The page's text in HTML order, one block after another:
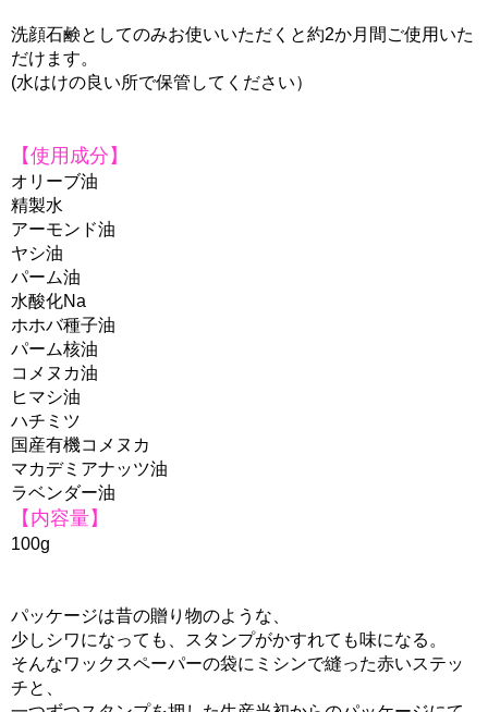
洗顔石鹸としてのみお使いいただくと約2か月間ご使用いた
だけます。
(水はけの良い所で保管してください）
【使用成分】
オリーブ油
精製水
アーモンド油
ヤシ油
パーム油
水酸化Na
ホホバ種子油
パーム核油
コメヌカ油
ヒマシ油
ハチミツ
国産有機コメヌカ
マカデミアナッツ油
ラベンダー油
【内容量】
100g
パッケージは昔の贈り物のような、
少しシワになっても、スタンプがかすれても味になる。
そんなワックスペーパーの袋にミシンで縫った赤いステッ
チと、